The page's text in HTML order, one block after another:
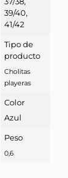
39/40,
41/42
Tipo de
producto
Cholitas
playeras
Color
Azul
Peso
0,6